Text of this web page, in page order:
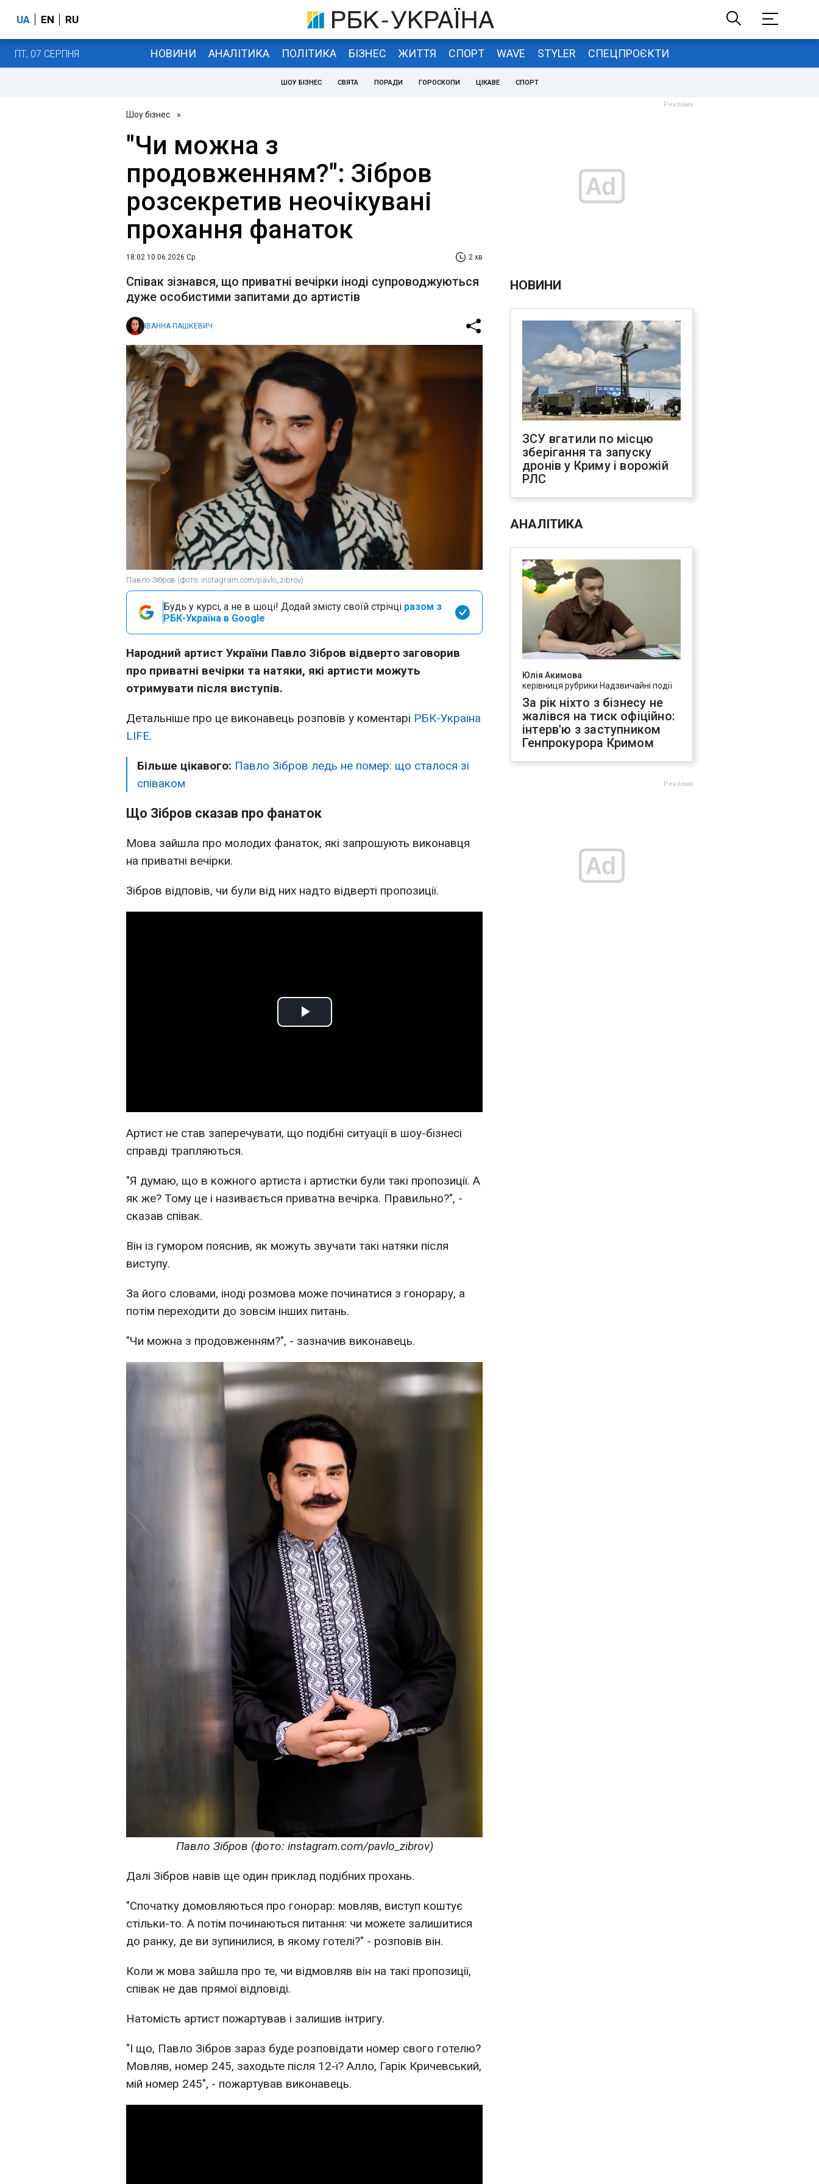
UA EN RU
ПТ, 07 СЕРПНЯ НОВИНИ АНАЛІТИКА ПОЛІТИКА БІЗНЕС ЖИТТЯ СПОРТ WAVE STYLER СПЕЦПРОЄКТИ
ШОУ БІЗНЕС СВЯТА ПОРАДИ ГОРОСКОПИ ЦІКАВЕ СПОРТ
Шоу бізнес »
"Чи можна з
продовженням?": Зібров
розсекретив неочікувані
прохання фанаток
18:02 10.06.2026 Ср 2 хв
Співак зізнався, що приватні вечірки іноді супроводжуються
дуже особистими запитами до артистів
ІВАННА ПАШКЕВИЧ
Павло Зібров (фото: instagram.com/pavlo_zibrov)
Будь у курсі, а не в шоці! Додай змісту своїй стрічці разом з
РБК-Україна в Google
Народний артист України Павло Зібров відверто заговорив
про приватні вечірки та натяки, які артисти можуть
отримувати після виступів.
Детальніше про це виконавець розповів у коментарі РБК-Україна
LIFE.
Більше цікавого: Павло Зібров ледь не помер: що сталося зі
співаком
Що Зібров сказав про фанаток
Мова зайшла про молодих фанаток, які запрошують виконавця
на приватні вечірки.
Зібров відповів, чи були від них надто відверті пропозиції.
Play
Артист не став заперечувати, що подібні ситуації в шоу-бізнесі
справді трапляються.
"Я думаю, що в кожного артиста і артистки були такі пропозиції. А
як же? Тому це і називається приватна вечірка. Правильно?", -
сказав співак.
Він із гумором пояснив, як можуть звучати такі натяки після
виступу.
За його словами, іноді розмова може починатися з гонорару, а
потім переходити до зовсім інших питань.
"Чи можна з продовженням?", - зазначив виконавець.
Павло Зібров (фото: instagram.com/pavlo_zibrov)
Далі Зібров навів ще один приклад подібних прохань.
"Спочатку домовляються про гонорар: мовляв, виступ коштує
стільки-то. А потім починаються питання: чи можете залишитися
до ранку, де ви зупинилися, в якому готелі?" - розповів він.
Коли ж мова зайшла про те, чи відмовляв він на такі пропозиції,
співак не дав прямої відповіді.
Натомість артист пожартував і залишив інтригу.
"І що, Павло Зібров зараз буде розповідати номер свого готелю?
Мовляв, номер 245, заходьте після 12-ї? Алло, Гарік Кричевський,
мій номер 245", - пожартував виконавець.
НОВИНИ
ЗСУ вгатили по місцю
зберігання та запуску
дронів у Криму і ворожій
РЛС
АНАЛІТИКА
Юлія Акимова
керівниця рубрики Надзвичайні події
За рік ніхто з бізнесу не
жалівся на тиск офіційно:
інтерв'ю з заступником
Генпрокурора Кримом